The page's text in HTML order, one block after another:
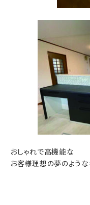
おしゃれで高機能な
お客様理想の夢のような